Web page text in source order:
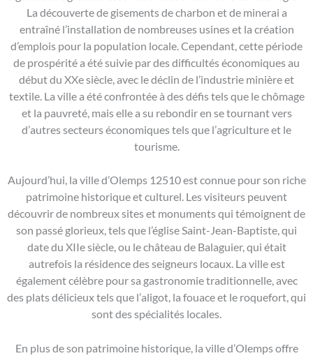
La découverte de gisements de charbon et de minerai a
entraîné l’installation de nombreuses usines et la création
d’emplois pour la population locale. Cependant, cette période
de prospérité a été suivie par des difficultés économiques au
début du XXe siècle, avec le déclin de l’industrie minière et
textile. La ville a été confrontée à des défis tels que le chômage
et la pauvreté, mais elle a su rebondir en se tournant vers
d’autres secteurs économiques tels que l’agriculture et le
tourisme.
Aujourd’hui, la ville d’Olemps 12510 est connue pour son riche
patrimoine historique et culturel. Les visiteurs peuvent
découvrir de nombreux sites et monuments qui témoignent de
son passé glorieux, tels que l’église Saint-Jean-Baptiste, qui
date du XIIe siècle, ou le château de Balaguier, qui était
autrefois la résidence des seigneurs locaux. La ville est
également célèbre pour sa gastronomie traditionnelle, avec
des plats délicieux tels que l’aligot, la fouace et le roquefort, qui
sont des spécialités locales.
En plus de son patrimoine historique, la ville d’Olemps offre